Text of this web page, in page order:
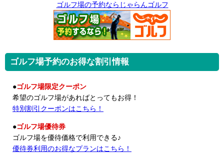
ゴルフ場の予約ならじゃらんゴルフ
ゴルフ場予約のお得な割引情報
●ゴルフ場限定クーポン
希望のゴルフ場があればとってもお得！
特別割引クーポンはこちら！
●ゴルフ場優待券
ゴルフ場を優待価格で利用できる♪
優待券利用のお得なプランはこちら！